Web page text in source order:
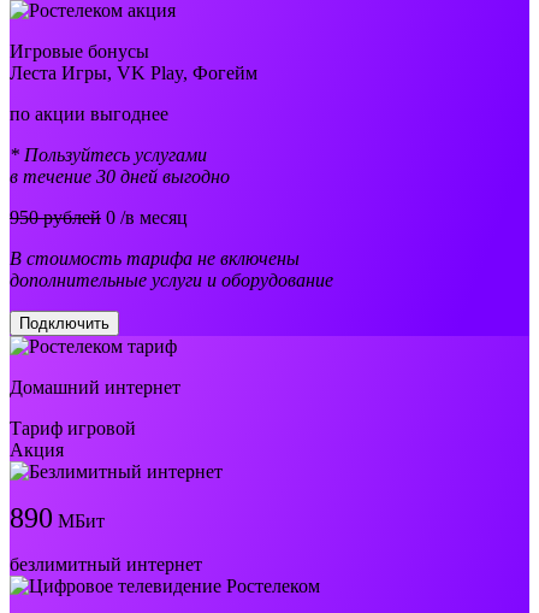
Игровые бонусы
Леста Игры, VK Play, Фогейм
по акции выгоднее
* Пользуйтесь услугами
в течение 30 дней выгодно
950 рублей 0 /в месяц
В стоимость тарифа не включены
дополнительные услуги и оборудование
Подключить
Домашний интернет
Тариф игровой
Акция
890 МБит
безлимитный интернет